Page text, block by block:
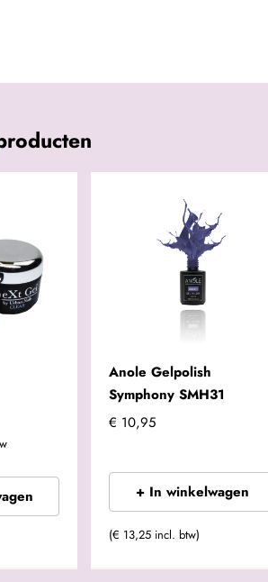
Anole Gelpolish
Symphony SMH31
€ 10,95
+ In winkelwagen
(€ 13,25 incl. btw)